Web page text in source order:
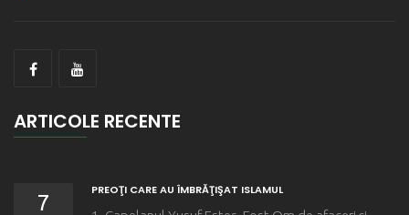
ARTICOLE RECENTE
7
PREOŢI CARE AU ÎMBRĂŢIŞAT ISLAMUL